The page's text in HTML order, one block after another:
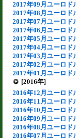
2017年09月ユーロド
2017年08月ユーロド
2017年07月ユーロド
2017年06月ユーロド
2017年05月ユーロド
2017年04月ユーロド
2017年03月ユーロド
2017年02月ユーロド
2017年01月ユーロド
[2016年]
2016年12月ユーロド
2016年11月ユーロド
2016年10月ユーロド
2016年09月ユーロド
2016年08月ユーロド
2016年07月ユーロド